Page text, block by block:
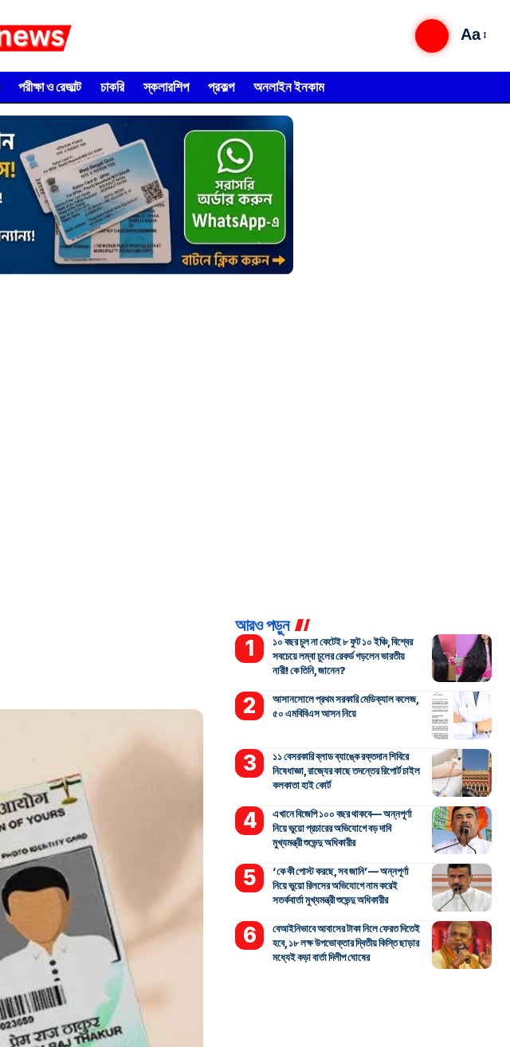
Aa
পরীক্ষা ও রেজাল্ট চাকরি স্কলারশিপ প্রকল্প অনলাইন ইনকাম
আরও পড়ুন
১০ বছর চুল না কেটেই ৮ ফুট ১০ ইঞ্চি, বিশ্বের
সবচেয়ে লম্বা চুলের রেকর্ড গড়লেন ভারতীয়
নারী! কে তিনি, জানেন?
আসানসোলে প্রথম সরকারি মেডিক্যাল কলেজ,
৫০ এমবিবিএস আসন নিয়ে
১১ বেসরকারি ব্লাড ব্যাঙ্কে রক্তদান শিবিরে
নিষেধাজ্ঞা, রাজ্যের কাছে তদন্তের রিপোর্ট চাইল
কলকাতা হাই কোর্ট
এখানে বিজেপি ১০০ বছর থাকবে— অন্নপূর্ণা
নিয়ে ভুয়ো প্রচারের অভিযোগে বড় দাবি
মুখ্যমন্ত্রী শুভেন্দু অধিকারীর
‘কে কী পোস্ট করছে, সব জানি’— অন্নপূর্ণা
নিয়ে ভুয়ো রিলসের অভিযোগে নাম করেই
সতর্কবার্তা মুখ্যমন্ত্রী শুভেন্দু অধিকারীর
বেআইনিভাবে আবাসের টাকা নিলে ফেরত দিতেই
হবে, ১৮ লক্ষ উপভোক্তার দ্বিতীয় কিস্তি ছাড়ার
মধ্যেই কড়া বার্তা দিলীপ ঘোষের